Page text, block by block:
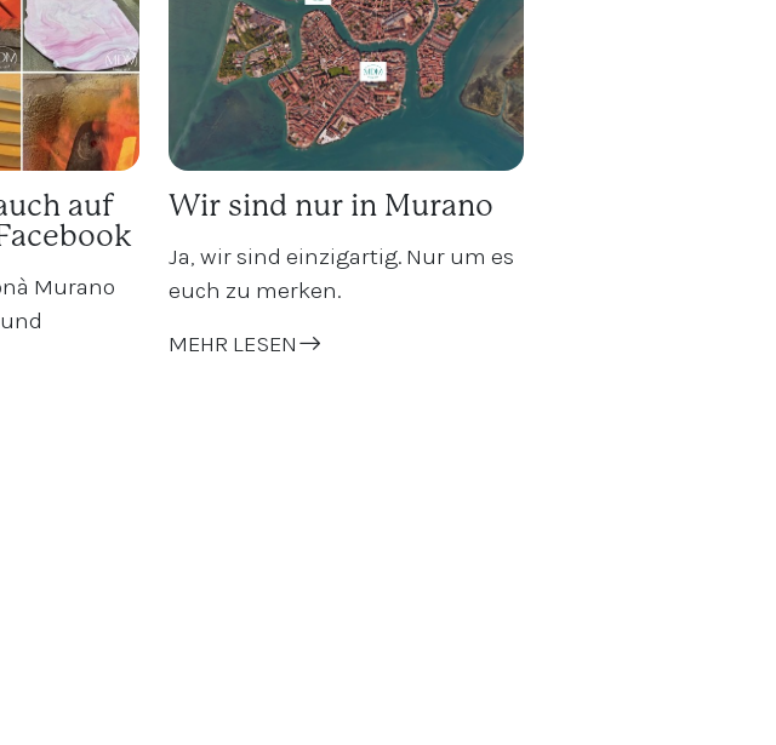
auf
Murano
Wir sind nur in Murano
Ja, wir sind einzigartig. Nur um es
euch zu merken.
MEHR LESEN